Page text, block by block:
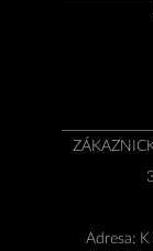
Adresa: